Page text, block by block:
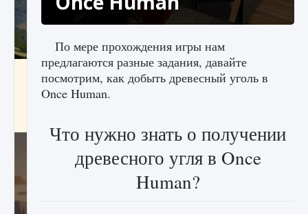
Как исправить ошибку Palworld «Идет
сохранение мира — Невозможно начать
сохранение данных мира»
По мере прохождения игры нам
предлагаются разные задания, давайте
посмотрим, как добыть древесный уголь в
Once Human.
Что нужно знать о получении
древесного угля в Once
Human?